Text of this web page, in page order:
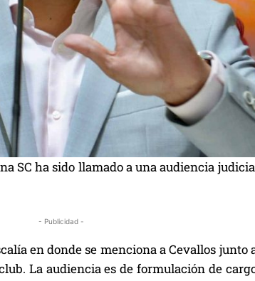
SC ha sido llamado a una audiencia
- Publicidad -
en donde se menciona a Cevallos junto
La audiencia es de formulación de